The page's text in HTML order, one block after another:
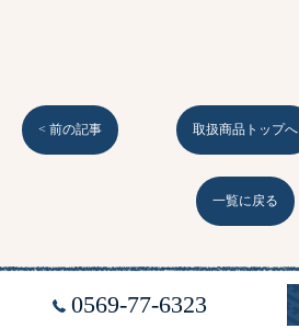
< 前の記事 取扱商品トップへ
一覧に戻る
0569-77-6323